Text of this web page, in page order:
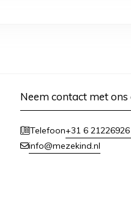
Neem contact met ons
Telefoon+31 6
info@mezekind.nl